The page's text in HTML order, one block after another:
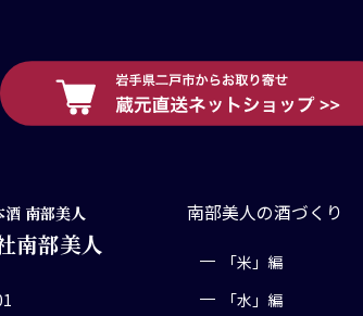
酒 南部美人
南部美人
南部美人の酒づくり
「米」編
「水」編